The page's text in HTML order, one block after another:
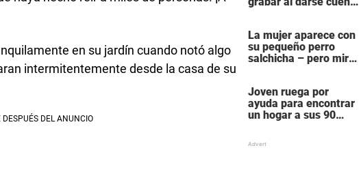
en su jardín cuando notó algo
intermitentemente desde la casa de su
durmiendo con ella
La mujer aparece con
su pequeño perro
salchicha – pero mira
Joven ruega por
ayuda para encontrar
un hogar a sus 90
estoy mal”